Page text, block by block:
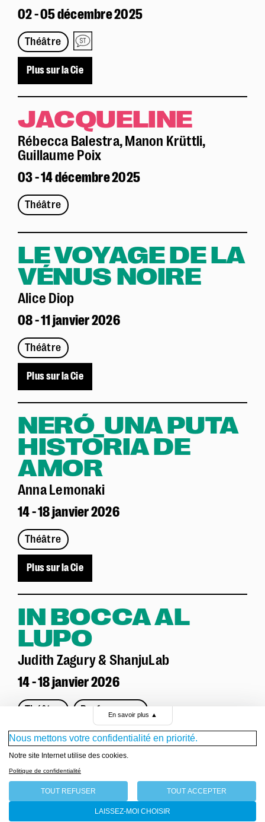
02 - 05 décembre 2025
Théâtre
Plus sur la Cie
JACQUELINE
Rébecca Balestra, Manon Krüttli,
Guillaume Poix
03 - 14 décembre 2025
Théâtre
LE VOYAGE DE LA
VÉNUS NOIRE
Alice Diop
08 - 11 janvier 2026
Théâtre
Plus sur la Cie
NERÓ_UNA PUTA
HISTORIA DE
AMOR
Anna Lemonaki
14 - 18 janvier 2026
Théâtre
Plus sur la Cie
IN BOCCA AL
LUPO
Judith Zagury & ShanjuLab
14 - 18 janvier 2026
Théâtre Performance
Plus sur la Cie
DOUBLE
NATIONALITÉ
En savoir plus ▲
Nous mettons votre confidentialité en priorité.
Notre site Internet utilise des cookies.
Politique de confidentialité
TOUT REFUSER TOUT ACCEPTER
LAISSEZ-MOI CHOISIR